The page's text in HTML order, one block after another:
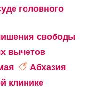
головного
свободы
вычетов
Абхазия
клинике